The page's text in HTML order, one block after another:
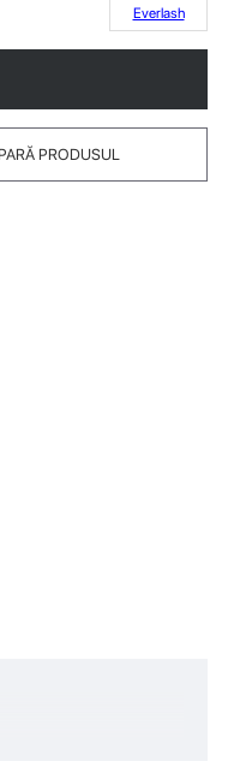
Everlash
PRODUSUL